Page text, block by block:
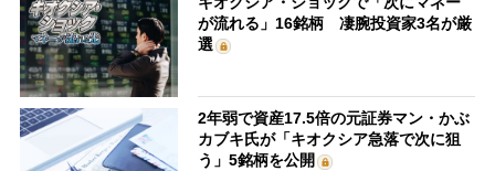
が流れる」16銘柄 凄腕投資家3名が厳
選
2年弱で資産17.5倍の元証券マン・かぶ
カブキ氏が「キオクシア急落で次に狙
う」5銘柄を公開